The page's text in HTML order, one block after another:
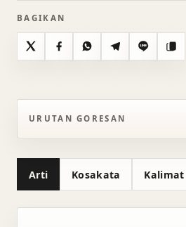
BAGIKAN
X FacebookWhatsAppTelegramLine Salin
URUTAN GORESAN
Arti Kosakata Kalimat